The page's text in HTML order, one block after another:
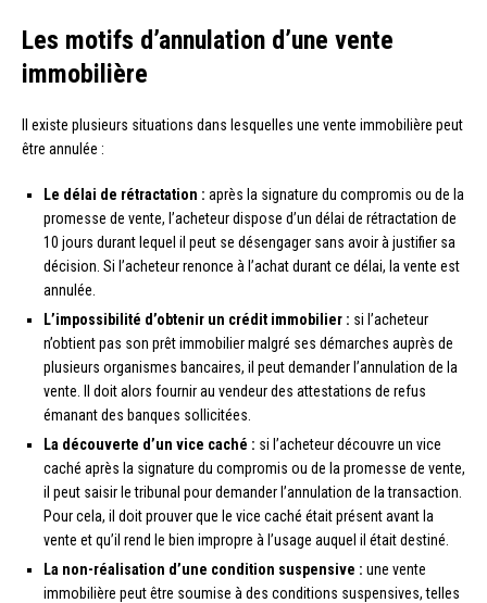
Les motifs d’annulation d’une vente
immobilière
Il existe plusieurs situations dans lesquelles une vente immobilière peut
être annulée :
Le délai de rétractation : après la signature du compromis ou de la
promesse de vente, l’acheteur dispose d’un délai de rétractation de
10 jours durant lequel il peut se désengager sans avoir à justifier sa
décision. Si l’acheteur renonce à l’achat durant ce délai, la vente est
annulée.
L’impossibilité d’obtenir un crédit immobilier : si l’acheteur
n’obtient pas son prêt immobilier malgré ses démarches auprès de
plusieurs organismes bancaires, il peut demander l’annulation de la
vente. Il doit alors fournir au vendeur des attestations de refus
émanant des banques sollicitées.
La découverte d’un vice caché : si l’acheteur découvre un vice
caché après la signature du compromis ou de la promesse de vente,
il peut saisir le tribunal pour demander l’annulation de la transaction.
Pour cela, il doit prouver que le vice caché était présent avant la
vente et qu’il rend le bien impropre à l’usage auquel il était destiné.
La non-réalisation d’une condition suspensive : une vente
immobilière peut être soumise à des conditions suspensives, telles